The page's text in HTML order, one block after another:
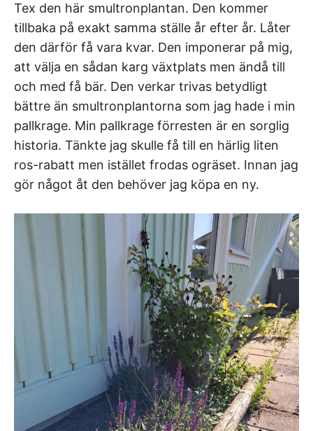
Tex den här smultronplantan. Den kommer
tillbaka på exakt samma ställe år efter år. Låter
den därför få vara kvar. Den imponerar på mig,
att välja en sådan karg växtplats men ändå till
och med få bär. Den verkar trivas betydligt
bättre än smultronplantorna som jag hade i min
pallkrage. Min pallkrage förresten är en sorglig
historia. Tänkte jag skulle få till en härlig liten
ros-rabatt men istället frodas ogräset. Innan jag
gör något åt den behöver jag köpa en ny.